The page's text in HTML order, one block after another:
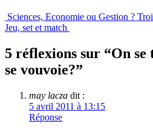
Sciences, Economie ou Gestion ?
Jeu, set et match
5 réflexions sur “On se
se vouvoie?”
may lacza dit :
5 avril 2011 à 13:15
Réponse